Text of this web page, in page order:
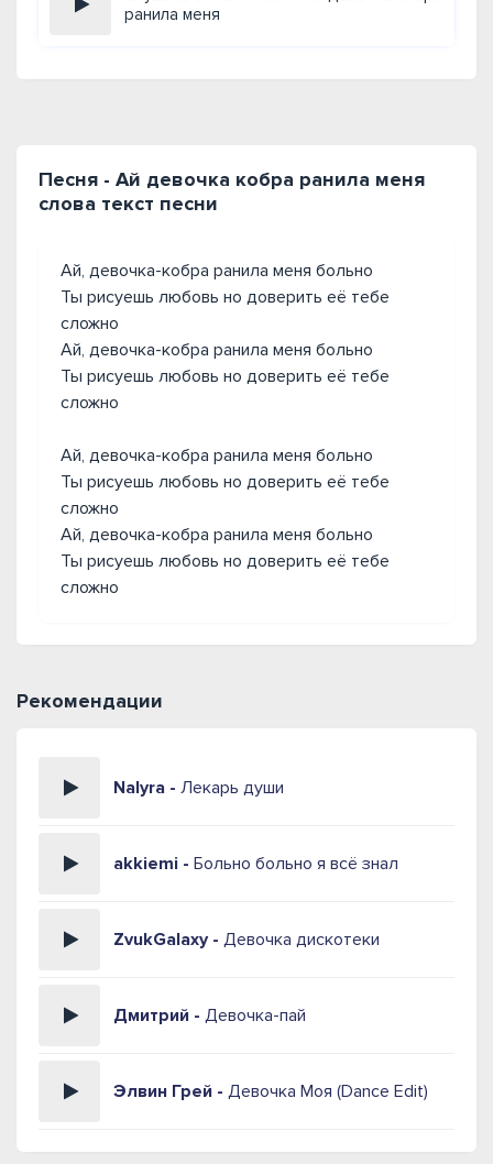
ранила меня
Песня - Ай девочка кобра ранила меня
слова текст песни
Ай, девочка-кобра ранила меня больно
Ты рисуешь любовь но доверить её тебе
сложно
Ай, девочка-кобра ранила меня больно
Ты рисуешь любовь но доверить её тебе
сложно
Ай, девочка-кобра ранила меня больно
Ты рисуешь любовь но доверить её тебе
сложно
Ай, девочка-кобра ранила меня больно
Ты рисуешь любовь но доверить её тебе
сложно
Рекомендации
Nalyra - Лекарь души
akkiemi - Больно больно я всё знал
ZvukGalaxy - Девочка дискотеки
Дмитрий - Девочка-пай
Элвин Грей - Девочка Моя (Dance Edit)